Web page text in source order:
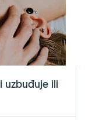
uzbuđuje ili